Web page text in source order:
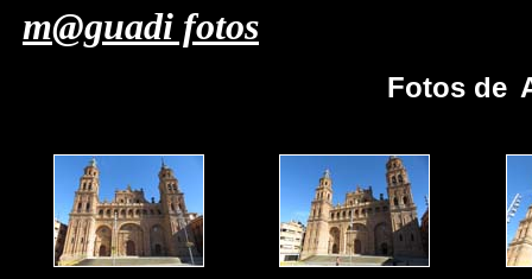
m@guadi fotos
Fotos de